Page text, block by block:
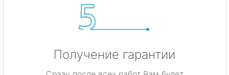
Получение гарантии